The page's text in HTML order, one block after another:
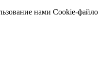
нами Cookie-